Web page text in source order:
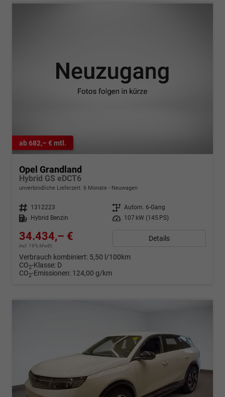
ab 682,– € mtl.
Opel Grandland
Hybrid GS eDCT6
unverbindliche Lieferzeit: 6 Monate Neuwagen
Fahrzeugnr. 1312223 Getriebe Autom. 6-Gang
Kraftstoff
Hybrid Benzin Leistung 107 kW (145 PS)
34.434,– €
incl. 19% MwSt.
Details
Verbrauch kombiniert: 5,50 l/100km
CO2-Klasse: D
CO2-Emissionen: 124,00 g/km